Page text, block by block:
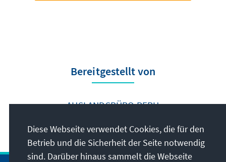
Bereitgestellt von
AUSLANDSBÜRO PERU
Diese Webseite verwendet Cookies, die für den
Betrieb und die Sicherheit der Seite notwendig
sind. Darüber hinaus sammelt die Webseite